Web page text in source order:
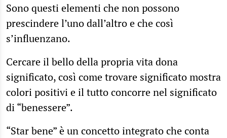
Sono questi elementi che non possono
prescindere l’uno dall’altro e che così
s’influenzano.
Cercare il bello della propria vita dona
significato, così come trovare significato mostra
colori positivi e il tutto concorre nel significato
di “benessere”.
“Star bene” è un concetto integrato che conta